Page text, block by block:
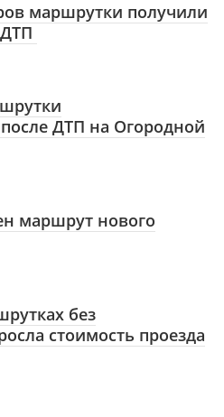
маршрутки получили
ДТП на Огородной
маршрут нового
без
стоимость проезда